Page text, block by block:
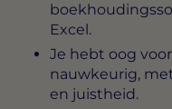
Excel.
Je hebt oog
nauwkeurig,
en juistheid.